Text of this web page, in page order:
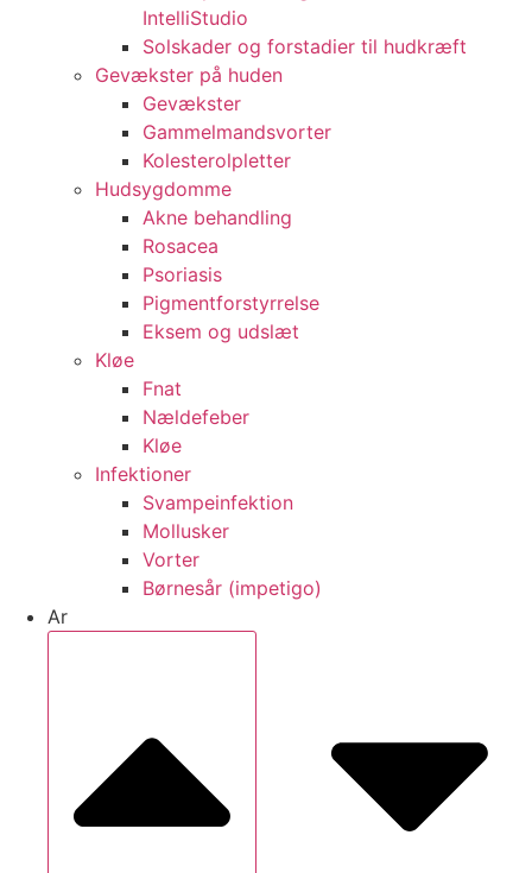
IntelliStudio
Solskader og forstadier til hudkræft
Gevækster på huden
Gevækster
Gammelmandsvorter
Kolesterolpletter
Hudsygdomme
Akne behandling
Rosacea
Psoriasis
Pigmentforstyrrelse
Eksem og udslæt
Kløe
Fnat
Nældefeber
Kløe
Infektioner
Svampeinfektion
Mollusker
Vorter
Børnesår (impetigo)
Ar